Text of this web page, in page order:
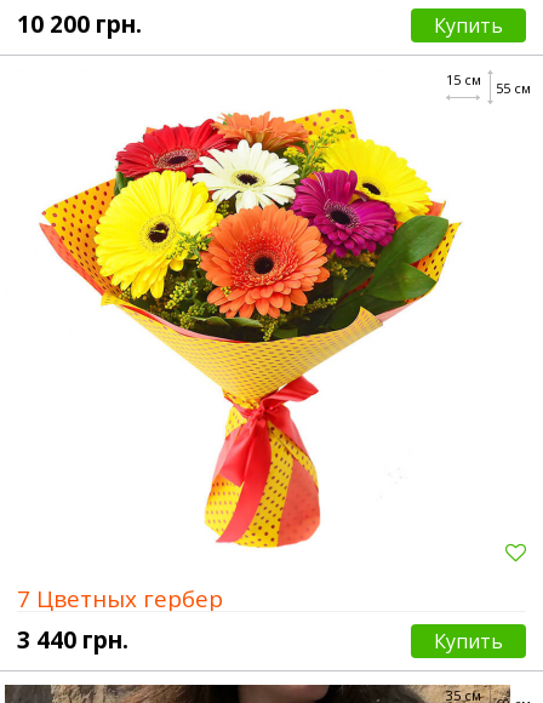
10 200 грн.
Купить
55 см
15 см
7 Цветных гербер
3 440 грн.
Купить
35 см